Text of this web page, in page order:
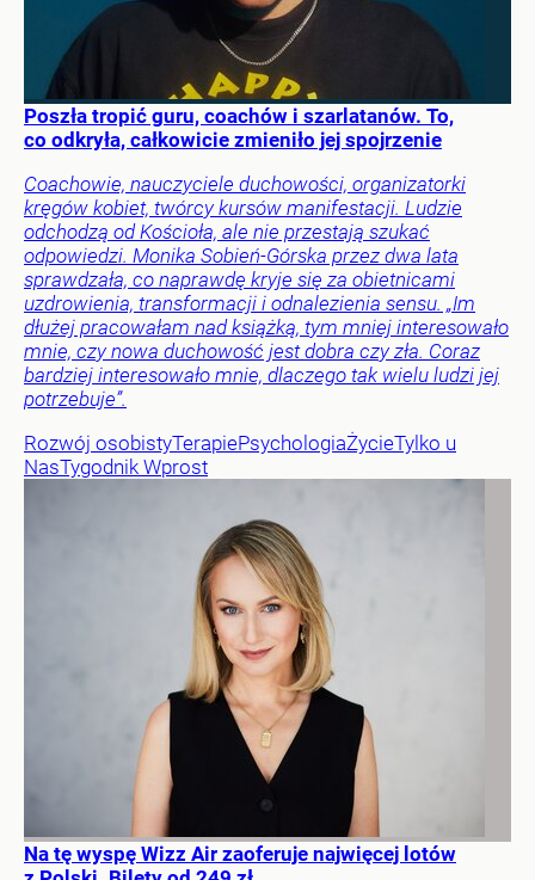
Poszła tropić guru, coachów i szarlatanów. To,
co odkryła, całkowicie zmieniło jej spojrzenie
Coachowie, nauczyciele duchowości, organizatorki
kręgów kobiet, twórcy kursów manifestacji. Ludzie
odchodzą od Kościoła, ale nie przestają szukać
odpowiedzi. Monika Sobień-Górska przez dwa lata
sprawdzała, co naprawdę kryje się za obietnicami
uzdrowienia, transformacji i odnalezienia sensu. „Im
dłużej pracowałam nad książką, tym mniej interesowało
mnie, czy nowa duchowość jest dobra czy zła. Coraz
bardziej interesowało mnie, dlaczego tak wielu ludzi jej
potrzebuje”.
Rozwój osobistyTerapiePsychologiaŻycieTylko u
NasTygodnik Wprost
Na tę wyspę Wizz Air zaoferuje najwięcej lotów